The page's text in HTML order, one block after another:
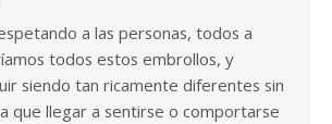
a las personas, todos a
todos estos embrollos, y
siendo tan ricamente diferentes sin
que llegar a sentirse o comportarse